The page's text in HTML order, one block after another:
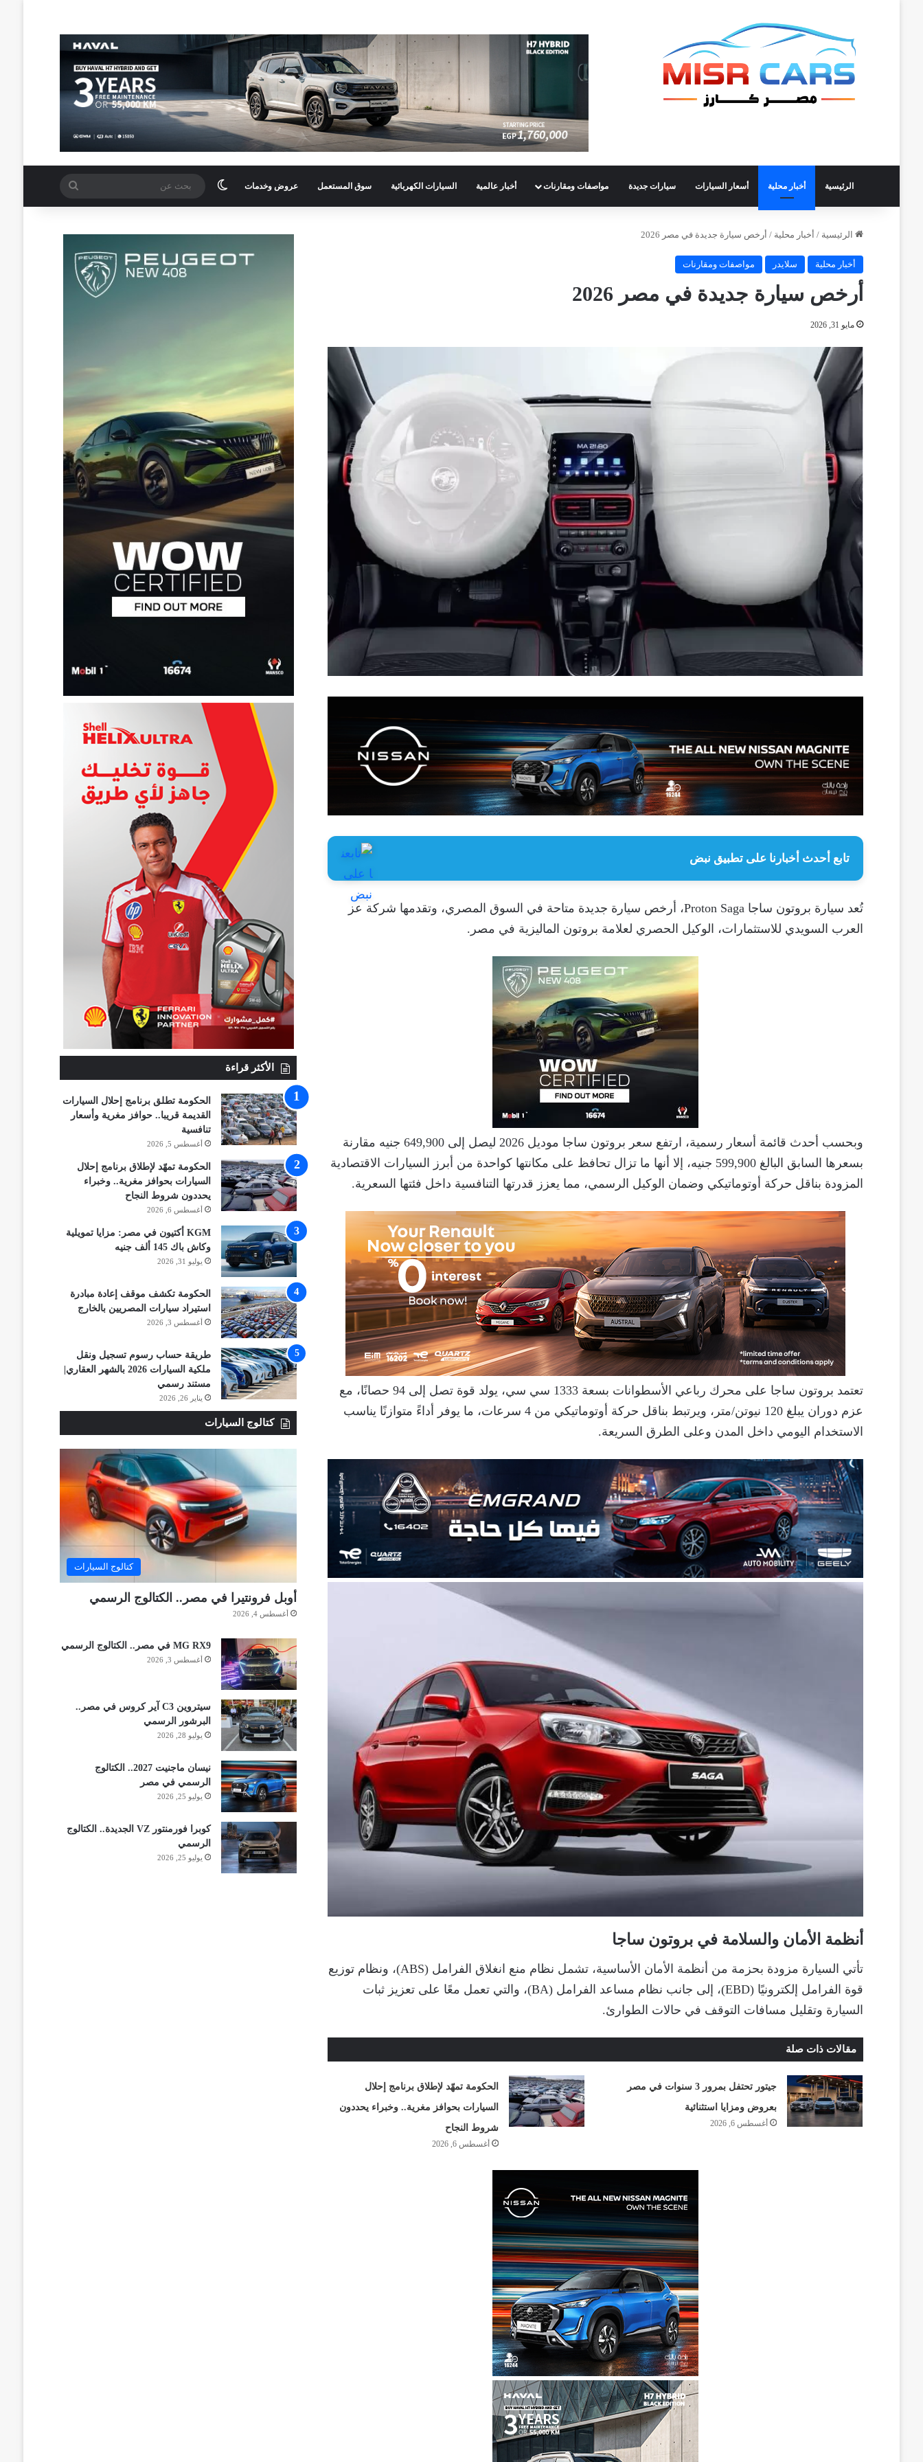
الرئيسية أخبار محلية أسعار السيارات سيارات جديدة مواصفات ومقارنات أخبار عالمية السيارات الكهربائية سوق المستعمل عروض وخدمات الوضع المظلم بحث
عن
الرئيسية / أخبار محلية / أرخص سيارة جديدة في مصر 2026
أخبار محلية سلايدر مواصفات ومقارنات
أرخص سيارة جديدة في مصر 2026
مايو 31, 2026
تابع أحدث أخبارنا على تطبيق نبض
تُعد سيارة بروتون ساجا Proton Saga، أرخص سيارة جديدة متاحة في السوق المصري، وتقدمها شركة عز
العرب السويدي للاستثمارات، الوكيل الحصري لعلامة بروتون الماليزية في مصر.
وبحسب أحدث قائمة أسعار رسمية، ارتفع سعر بروتون ساجا موديل 2026 ليصل إلى 649,900 جنيه مقارنة
بسعرها السابق البالغ 599,900 جنيه، إلا أنها ما تزال تحافظ على مكانتها كواحدة من أبرز السيارات الاقتصادية
المزودة بناقل حركة أوتوماتيكي وضمان الوكيل الرسمي، مما يعزز قدرتها التنافسية داخل فئتها السعرية.
تعتمد بروتون ساجا على محرك رباعي الأسطوانات بسعة 1333 سي سي، يولد قوة تصل إلى 94 حصانًا، مع
عزم دوران يبلغ 120 نيوتن/متر، ويرتبط بناقل حركة أوتوماتيكي من 4 سرعات، ما يوفر أداءً متوازنًا يناسب
الاستخدام اليومي داخل المدن وعلى الطرق السريعة.
أنظمة الأمان والسلامة في بروتون ساجا
تأتي السيارة مزودة بحزمة من أنظمة الأمان الأساسية، تشمل نظام منع انغلاق الفرامل (ABS)، ونظام توزيع
قوة الفرامل إلكترونيًا (EBD)، إلى جانب نظام مساعد الفرامل (BA)، والتي تعمل معًا على تعزيز ثبات
السيارة وتقليل مسافات التوقف في حالات الطوارئ.
مقالات ذات صلة
جيتور تحتفل بمرور 3 سنوات في مصر
بعروض ومزايا استثنائية
أغسطس 6, 2026
الحكومة تمهّد لإطلاق برنامج إحلال
السيارات بحوافز مغرية.. وخبراء يحددون
شروط النجاح
أغسطس 6, 2026
الأكثر قراءة
الحكومة تطلق برنامج إحلال السيارات
القديمة قريبا.. حوافز مغرية وأسعار
تنافسية
أغسطس 5, 2026
الحكومة تمهّد لإطلاق برنامج إحلال
السيارات بحوافز مغرية.. وخبراء
يحددون شروط النجاح
أغسطس 6, 2026
KGM أكتيون في مصر: مزايا تمويلية
وكاش باك 145 ألف جنيه
يوليو 31, 2026
الحكومة تكشف موقف إعادة مبادرة
استيراد سيارات المصريين بالخارج
أغسطس 3, 2026
طريقة حساب رسوم تسجيل ونقل
ملكية السيارات 2026 بالشهر العقاري|
مستند رسمي
يناير 26, 2026
كتالوج السيارات
كتالوج السيارات
أوبل فرونتيرا في مصر.. الكتالوج الرسمي
أغسطس 4, 2026
MG RX9 في مصر.. الكتالوج الرسمي
أغسطس 3, 2026
سيتروين C3 آير كروس في مصر..
البرشور الرسمي
يوليو 28, 2026
نيسان ماجنيت 2027.. الكتالوج
الرسمي في مصر
يوليو 25, 2026
كوبرا فورمنتور VZ الجديدة.. الكتالوج
الرسمي
يوليو 25, 2026